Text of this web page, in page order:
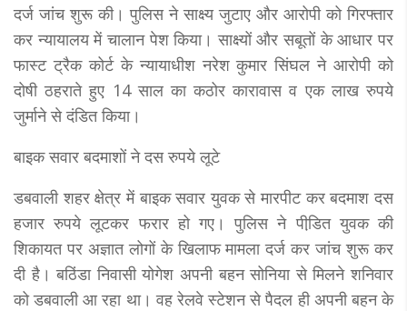
दर्ज जांच शुरू की। पुलिस ने साक्ष्य जुटाए और आरोपी को गिरफ्तार
कर न्यायालय में चालान पेश किया। साक्ष्यों और सबूतों के आधार पर
फास्ट ट्रैक कोर्ट के न्यायाधीश नरेश कुमार सिंघल ने आरोपी को
दोषी ठहराते हुए 14 साल का कठोर कारावास व एक लाख रुपये
जुर्माने से दंडित किया।
बाइक सवार बदमाशों ने दस रुपये लूटे
डबवाली शहर क्षेत्र में बाइक सवार युवक से मारपीट कर बदमाश दस
हजार रुपये लूटकर फरार हो गए। पुलिस ने पीडि़त युवक की
शिकायत पर अज्ञात लोगों के खिलाफ मामला दर्ज कर जांच शुरू कर
दी है। बठिंडा निवासी योगेश अपनी बहन सोनिया से मिलने शनिवार
को डबवाली आ रहा था। वह रेलवे स्टेशन से पैदल ही अपनी बहन के